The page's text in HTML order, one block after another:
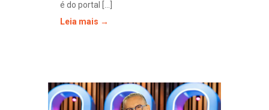
é do portal [...]
Leia mais →